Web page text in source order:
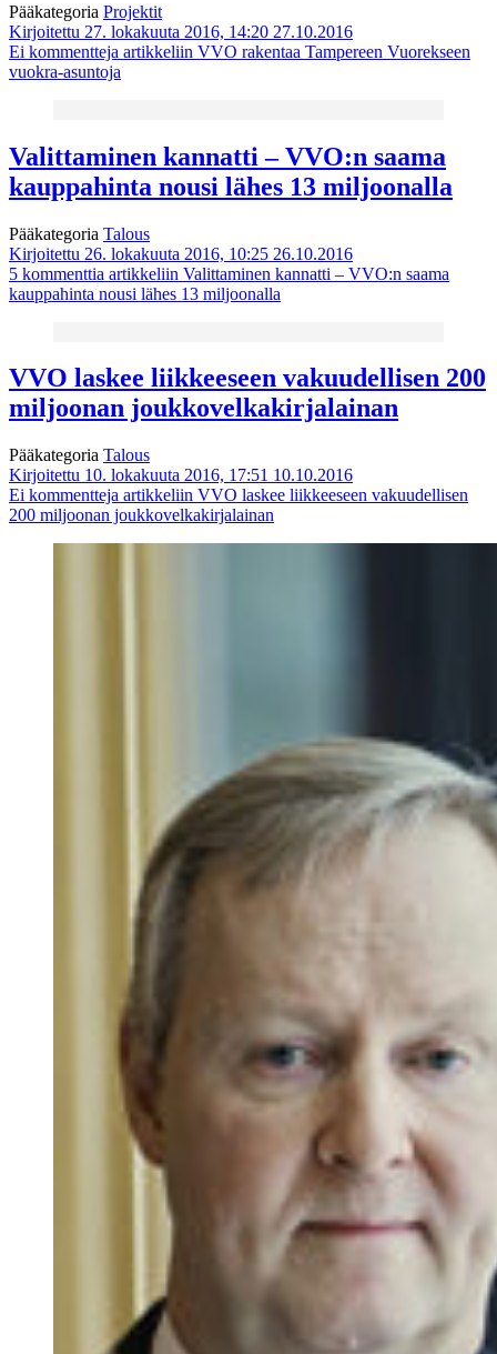
Pääkategoria Projektit
Kirjoitettu 27. lokakuuta 2016, 14:20 27.10.2016
Ei kommentteja artikkeliin VVO rakentaa Tampereen Vuorekseen
vuokra-asuntoja
Valittaminen kannatti – VVO:n saama
kauppahinta nousi lähes 13 miljoonalla
Pääkategoria Talous
Kirjoitettu 26. lokakuuta 2016, 10:25 26.10.2016
5 kommenttia artikkeliin Valittaminen kannatti – VVO:n saama
kauppahinta nousi lähes 13 miljoonalla
VVO laskee liikkeeseen vakuudellisen 200
miljoonan joukkovelkakirjalainan
Pääkategoria Talous
Kirjoitettu 10. lokakuuta 2016, 17:51 10.10.2016
Ei kommentteja artikkeliin VVO laskee liikkeeseen vakuudellisen
200 miljoonan joukkovelkakirjalainan